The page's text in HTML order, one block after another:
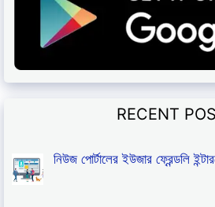
RECENT
নিউজ পোর্টালের ইউজার ফ্রেন্ডলি